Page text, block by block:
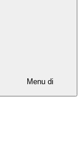
Menu di